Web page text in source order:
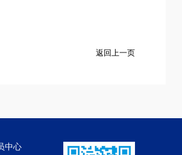
返回上一页
中心